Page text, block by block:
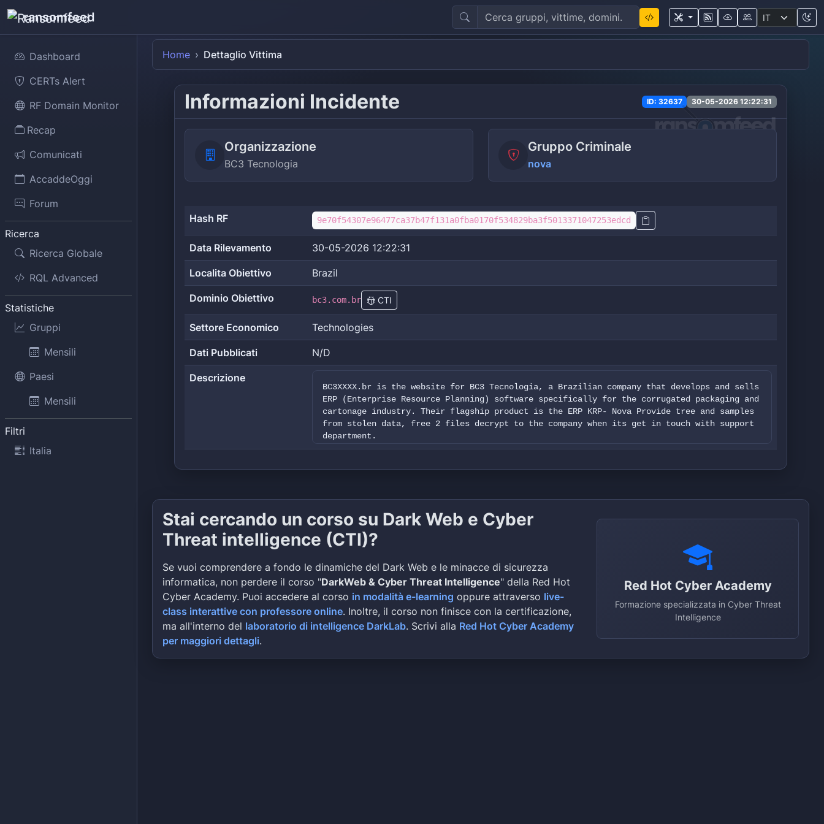
ransomfeed
Dashboard
CERTs Alert
RF Domain Monitor
Recap
Comunicati
AccaddeOggi
Forum
Ricerca
Ricerca Globale
RQL Advanced
Statistiche
Gruppi
Mensili
Paesi
Mensili
Filtri
Italia
Home Dettaglio Vittima
Informazioni Incidente ID: 32637 30-05-2026 12:22:31
Organizzazione
BC3 Tecnologia
Gruppo Criminale
nova
Hash RF 9e70f54307e96477ca37b47f131a0fba0170f534829ba3f5013371047253edcd
Data Rilevamento 30-05-2026 12:22:31
Localita Obiettivo Brazil
Dominio Obiettivo bc3.com.br CTI
Settore Economico Technologies
Dati Pubblicati N/D
Descrizione
BC3XXXX.br is the website for BC3 Tecnologia, a Brazilian company that develops and sells
ERP (Enterprise Resource Planning) software specifically for the corrugated packaging and
cartonage industry. Their flagship product is the ERP KRP- Nova Provide tree and samples
from stolen data, free 2 files decrypt to the company when its get in touch with support
department.
Stai cercando un corso su Dark Web e Cyber
Threat intelligence (CTI)?
Se vuoi comprendere a fondo le dinamiche del Dark Web e le minacce di sicurezza
informatica, non perdere il corso "DarkWeb & Cyber Threat Intelligence" della Red Hot
Cyber Academy. Puoi accedere al corso in modalità e-learning oppure attraverso live-
class interattive con professore online. Inoltre, il corso non finisce con la certificazione,
ma all'interno del laboratorio di intelligence DarkLab. Scrivi alla Red Hot Cyber Academy
per maggiori dettagli.
Red Hot Cyber Academy
Formazione specializzata in Cyber Threat
Intelligence